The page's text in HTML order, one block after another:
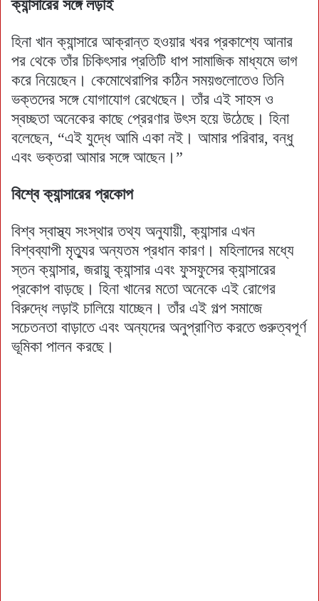
ক্যান্সারের সঙ্গে লড়াই
হিনা খান ক্যান্সারে আক্রান্ত হওয়ার খবর প্রকাশ্যে আনার
পর থেকে তাঁর চিকিৎসার প্রতিটি ধাপ সামাজিক মাধ্যমে ভাগ
করে নিয়েছেন। কেমোথেরাপির কঠিন সময়গুলোতেও তিনি
ভক্তদের সঙ্গে যোগাযোগ রেখেছেন। তাঁর এই সাহস ও
স্বচ্ছতা অনেকের কাছে প্রেরণার উৎস হয়ে উঠেছে। হিনা
বলেছেন, “এই যুদ্ধে আমি একা নই। আমার পরিবার, বন্ধু
এবং ভক্তরা আমার সঙ্গে আছেন।”
বিশ্বে ক্যান্সারের প্রকোপ
বিশ্ব স্বাস্থ্য সংস্থার তথ্য অনুযায়ী, ক্যান্সার এখন
বিশ্বব্যাপী মৃত্যুর অন্যতম প্রধান কারণ। মহিলাদের মধ্যে
স্তন ক্যান্সার, জরায়ু ক্যান্সার এবং ফুসফুসের ক্যান্সারের
প্রকোপ বাড়ছে। হিনা খানের মতো অনেকে এই রোগের
বিরুদ্ধে লড়াই চালিয়ে যাচ্ছেন। তাঁর এই গল্প সমাজে
সচেতনতা বাড়াতে এবং অন্যদের অনুপ্রাণিত করতে গুরুত্বপূর্ণ
ভূমিকা পালন করছে।